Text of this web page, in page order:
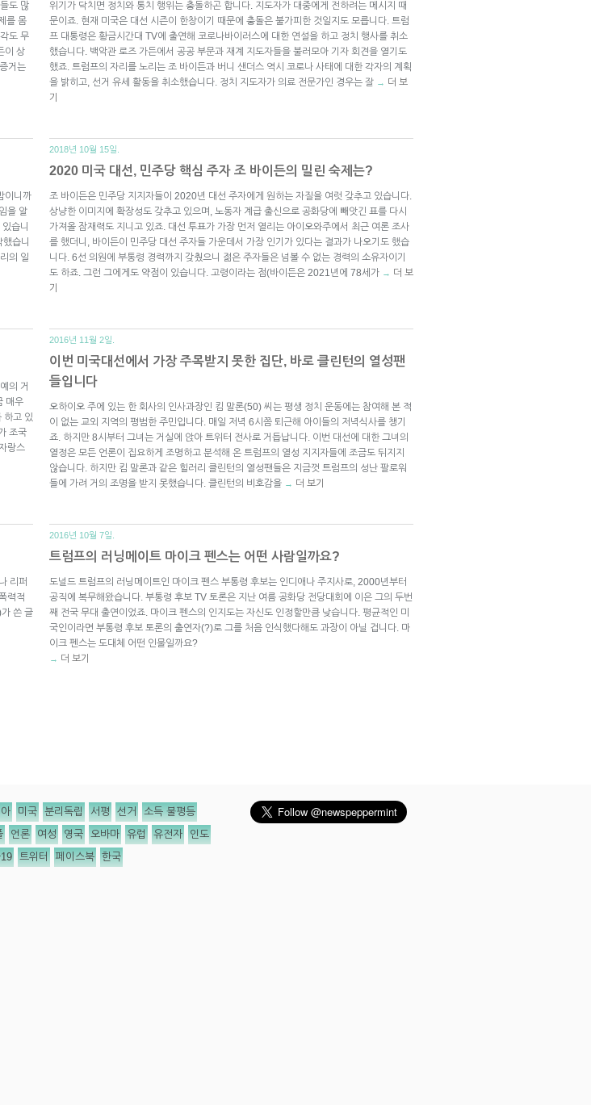
도 많
를 몸
도 무
이 상
거는
위기가 닥치면 정치와 통치 행위는 충돌하곤 합니다. 지도자가 대중에게 전하려는 메시지 때
문이죠. 현재 미국은 대선 시즌이 한창이기 때문에 충돌은 불가피한 것일지도 모릅니다. 트럼
프 대통령은 황금시간대 TV에 출연해 코로나바이러스에 대한 연설을 하고 정치 행사를 취소
했습니다. 백악관 로즈 가든에서 공공 부문과 재계 지도자들을 불러모아 기자 회견을 열기도
했죠. 트럼프의 자리를 노리는 조 바이든과 버니 샌더스 역시 코로나 사태에 대한 각자의 계획
을 밝히고, 선거 유세 활동을 취소했습니다. 정치 지도자가 의료 전문가인 경우는 잘 → 더 보
기
이니까
을 알
습니
습니
의 일
2018년 10월 15일.
2020 미국 대선, 민주당 핵심 주자 조 바이든의 밀린 숙제는?
조 바이든은 민주당 지지자들이 2020년 대선 주자에게 원하는 자질을 여럿 갖추고 있습니다.
상냥한 이미지에 확장성도 갖추고 있으며, 노동자 계급 출신으로 공화당에 빼앗긴 표를 다시
가져올 잠재력도 지니고 있죠. 대선 투표가 가장 먼저 열리는 아이오와주에서 최근 여론 조사
를 했더니, 바이든이 민주당 대선 주자들 가운데서 가장 인기가 있다는 결과가 나오기도 했습
니다. 6선 의원에 부통령 경력까지 갖췄으니 젊은 주자들은 넘볼 수 없는 경력의 소유자이기
도 하죠. 그런 그에게도 약점이 있습니다. 고령이라는 점(바이든은 2021년에 78세가 → 더 보
기
의 거
매우
하고 있
조국
랑스
2016년 11월 2일.
이번 미국대선에서 가장 주목받지 못한 집단, 바로 클린턴의 열성팬
들입니다
오하이오 주에 있는 한 회사의 인사과장인 킴 말론(50) 씨는 평생 정치 운동에는 참여해 본 적
이 없는 교외 지역의 평범한 주민입니다. 매일 저녁 6시쯤 퇴근해 아이들의 저녁식사를 챙기
죠. 하지만 8시부터 그녀는 거실에 앉아 트위터 전사로 거듭납니다. 이번 대선에 대한 그녀의
열정은 모든 언론이 집요하게 조명하고 분석해 온 트럼프의 열성 지지자들에 조금도 뒤지지
않습니다. 하지만 킴 말론과 같은 힐러리 클린턴의 열성팬들은 지금껏 트럼프의 성난 팔로워
들에 가려 거의 조명을 받지 못했습니다. 클린턴의 비호감을 → 더 보기
리퍼
력적
쓴 글
2016년 10월 7일.
트럼프의 러닝메이트 마이크 펜스는 어떤 사람일까요?
도널드 트럼프의 러닝메이트인 마이크 펜스 부통령 후보는 인디애나 주지사로, 2000년부터
공직에 복무해왔습니다. 부통령 후보 TV 토론은 지난 여름 공화당 전당대회에 이은 그의 두번
째 전국 무대 출연이었죠. 마이크 펜스의 인지도는 자신도 인정할만큼 낮습니다. 평균적인 미
국인이라면 부통령 후보 토론의 출연자(?)로 그를 처음 인식했다해도 과장이 아닐 겁니다. 마
이크 펜스는 도대체 어떤 인물일까요?
→ 더 보기
미국 분리독립 서평 선거 소득 불평등
언론 여성 영국 오바마 유럽 유전자 인도
트위터 페이스북 한국